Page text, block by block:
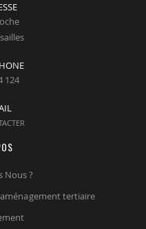
124
Nous ?
tertiaire